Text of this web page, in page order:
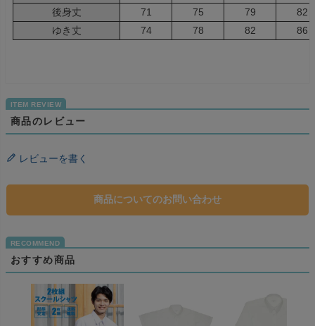
後身丈
71 75 79
82
ゆき丈
74 78 82 86
商品のレビュー
レビューを書く
商品についてのお問い合わせ
おすすめ商品